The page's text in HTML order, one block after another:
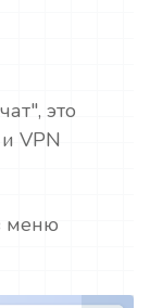
это
VPN
меню